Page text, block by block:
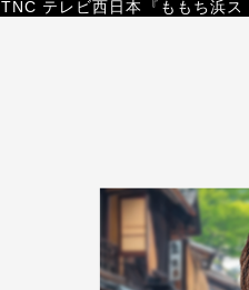
TNC テレビ西日本『ももち浜ス